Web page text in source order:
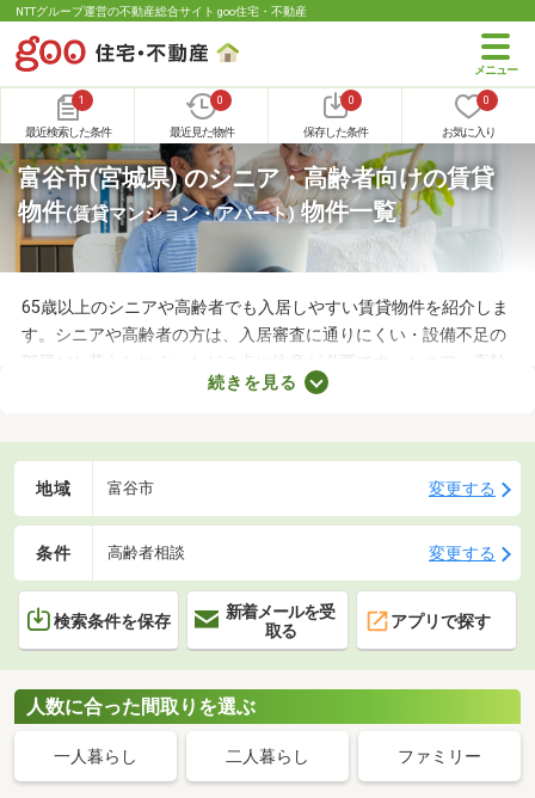
NTTグループ運営の不動産総合サイト goo住宅・不動産
1
最近検索した条件
0
最近見た物件
0
保存した条件
0
お気に入り
富谷市(宮城県) のシニア・高齢者向けの賃貸
物件(賃貸マンション・アパート)物件一覧
65歳以上のシニアや高齢者でも入居しやすい賃貸物件を紹介しま
す。シニアや高齢者の方は、入居審査に通りにくい・設備不足の
部屋だと暮らしにくいなどの点に注意が必要です。シニア・高齢
者向けの物件はバリアフリー仕様が多いので、足腰が悪くても不
めにも、お気に入りの物件を見つけてくださいね。
続きを見る
地域 富谷市 変更する
条件 高齢者相談 変更する
検索条件を保存
新着メールを受
取る
アプリで探す
人数に合った間取りを選ぶ
一人暮らし 二人暮らし ファミリー